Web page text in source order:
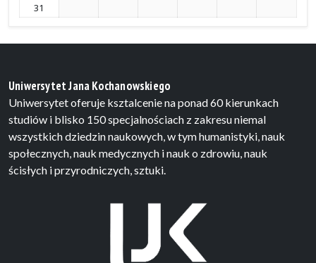
31
Uniwersytet Jana Kochanowskiego
Uniwersytet oferuje ksztalcenie na ponad 60 kierunkach
studiów i blisko 150 specjalnościach z zakresu niemal
wszystkich dziedzin naukowych, w tym humanistyki, nauk
społecznych, nauk medycznych i nauk o zdrowiu, nauk
ścisłych i przyrodniczych, sztuki.